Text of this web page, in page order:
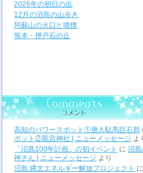
2026年の初日の出
12月の沼島の山歩き
阿蘇山の火口と噴煙
熊本・押戸石の丘
高知のパワースポット①唐人駄馬巨石群
ポット②龍宮神社 | ニューメッセージ よ
「沼島100年計画」の初イベント に沼
神さん | ニューメッセージ より
沼島 縄文エネルギー解放プロジェクト